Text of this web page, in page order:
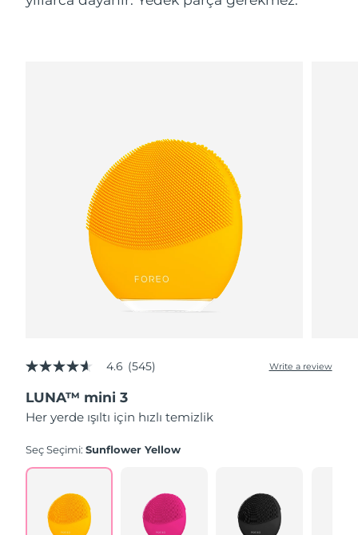
4.6
of
5
stars,
rating
Read
Reviews.
Same
page
4.6 (545) Write a review
LUNA™ mini 3
Her yerde ışıltı için hızlı temizlik
Seç Seçimi:Sunflower Yellow